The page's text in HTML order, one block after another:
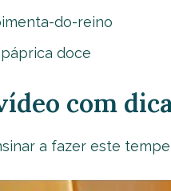
do-reino
doce
com
a fazer este